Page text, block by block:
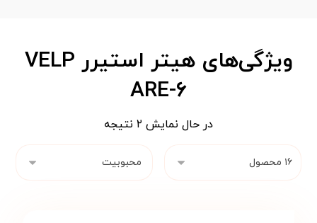
ویژگی‌های هیتر استیرر VELP
ARE-۶
در حال نمایش ۲ نتیجه